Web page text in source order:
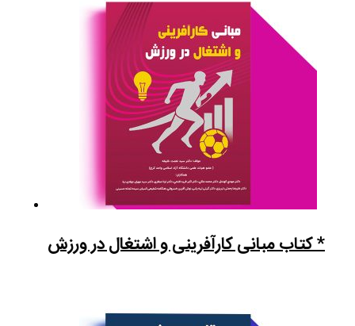
* کتاب مبانی کارآفرینی و اشتغال در ورزش